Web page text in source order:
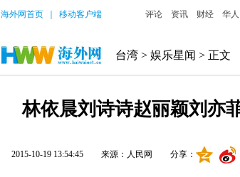
海外网首页 移动客户端 评论 资讯 财经 华人
台湾 > 娱乐星闻 > 正文
林依晨刘诗诗赵丽颖刘亦
2015-10-19 13:54:45 来源：人民网 分享：